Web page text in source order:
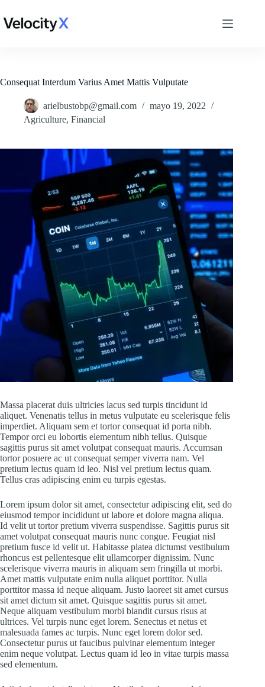
al
contenido
Consequat Interdum Varius Amet Mattis Vulputate
arielbustobp@gmail.com
mayo 19, 2022
Agriculture, Financial
Massa placerat duis ultricies lacus sed turpis tincidunt id
aliquet. Venenatis tellus in metus vulputate eu scelerisque felis
imperdiet. Aliquam sem et tortor consequat id porta nibh.
Tempor orci eu lobortis elementum nibh tellus. Quisque
sagittis purus sit amet volutpat consequat mauris. Accumsan
tortor posuere ac ut consequat semper viverra nam. Vel
pretium lectus quam id leo. Nisl vel pretium lectus quam.
Tellus cras adipiscing enim eu turpis egestas.
Lorem ipsum dolor sit amet, consectetur adipiscing elit, sed do
eiusmod tempor incididunt ut labore et dolore magna aliqua.
Id velit ut tortor pretium viverra suspendisse. Sagittis purus sit
amet volutpat consequat mauris nunc congue. Feugiat nisl
pretium fusce id velit ut. Habitasse platea dictumst vestibulum
rhoncus est pellentesque elit ullamcorper dignissim. Nunc
scelerisque viverra mauris in aliquam sem fringilla ut morbi.
Amet mattis vulputate enim nulla aliquet porttitor. Nulla
porttitor massa id neque aliquam. Justo laoreet sit amet cursus
sit amet dictum sit amet. Quisque sagittis purus sit amet.
Neque aliquam vestibulum morbi blandit cursus risus at
ultrices. Vel turpis nunc eget lorem. Senectus et netus et
malesuada fames ac turpis. Nunc eget lorem dolor sed.
Consectetur purus ut faucibus pulvinar elementum integer
enim neque volutpat. Lectus quam id leo in vitae turpis massa
sed elementum.